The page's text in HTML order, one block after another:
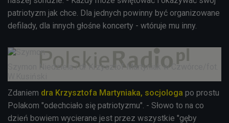
patriotyzm jak chce. Dla jednych powinny być organizowane
defilady, dla innych głośne koncerty - wtóruje mu inny.
Szymon Niedziela i dr Krzysztof Martyniak w Czwórce/fot.
Zdaniem dra Krzysztofa Martyniaka, socjologa po prostu
Polakom "odechciało się patriotyzmu". - Słowo to na co
dzień bowiem wycierane jest przez wszystkie "gęby